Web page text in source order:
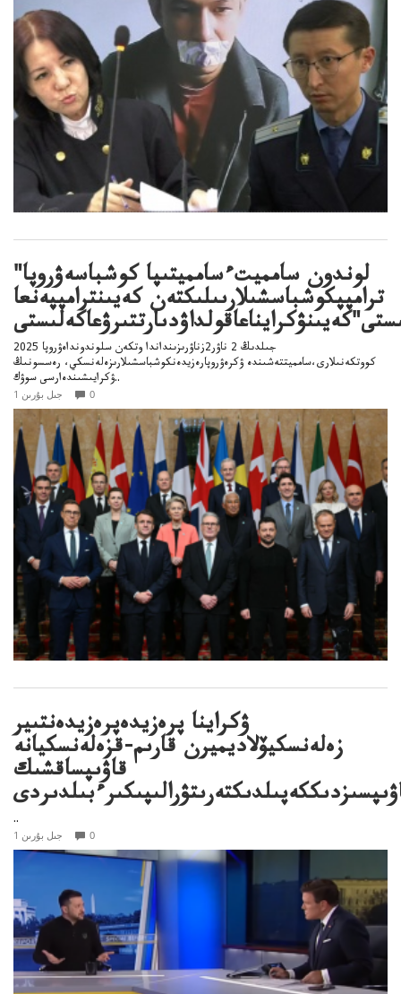
"لوندون سامميتءسامميتىپا كوشباسەۋروپا
ترامپپكوشباسشىلارىىلىكتەن كەيىنترامپپەنعا
2025 جىلدىڭ 2 ناۋر2زناۋرىزىنداندا وتكەن سلوندونداەۋروپا
كووتكەنىلارى،سامميتتەشىندە ۋكرەۋروپارەزيدەنكوشباسشىلارىزەلەنسكي، رەسسونىڭ
ۋكرايىشىندەارسى سوۋك..
1 جىل بۇرىن 0
ۋكراينا پرەزيدەپرەزيدەنتىير
زەلەنسكيۆلاديميرن قارىم-قزەلەنسكيانە
قاۋىپساقشىك
..
1 جىل بۇرىن 0